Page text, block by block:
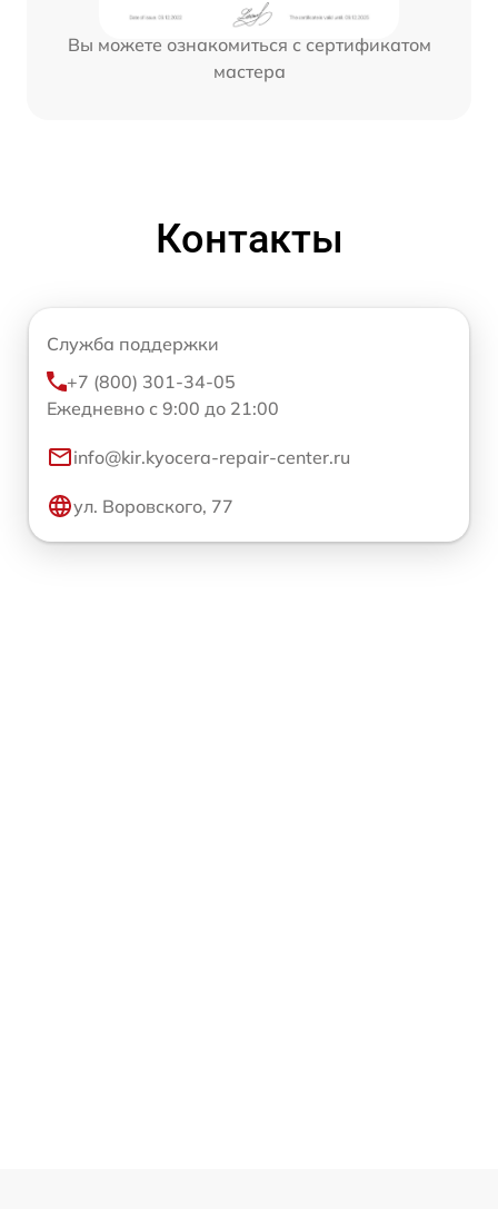
Вы можете ознакомиться с сертификатом
мастера
Контакты
Служба поддержки
+7 (800) 301-34-05
Ежедневно с 9:00 до 21:00
info@kir.kyocera-repair-center.ru
ул. Воровского, 77